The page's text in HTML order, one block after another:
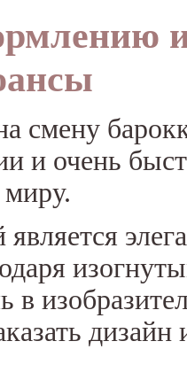
смену
и очень
в
дизайн